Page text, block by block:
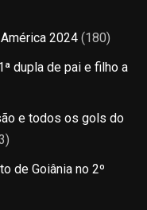
2024 (180)
dupla de pai e filho a
e todos os gols do
de Goiânia no 2º